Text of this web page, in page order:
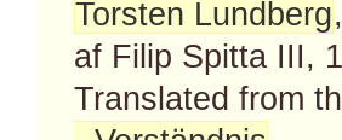
Torsten Lundberg
af Filip Spitta III,
Translated from